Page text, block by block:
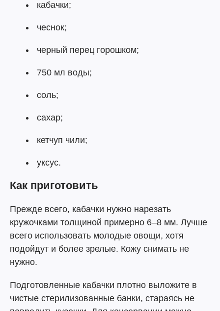
кабачки;
чеснок;
черный перец горошком;
750 мл воды;
соль;
сахар;
кетчуп чили;
уксус.
Как приготовить
Прежде всего, кабачки нужно нарезать
кружочками толщиной примерно 6–8 мм. Лучше
всего использовать молодые овощи, хотя
подойдут и более зрелые. Кожу снимать не
нужно.
Подготовленные кабачки плотно выложите в
чистые стерилизованные банки, стараясь не